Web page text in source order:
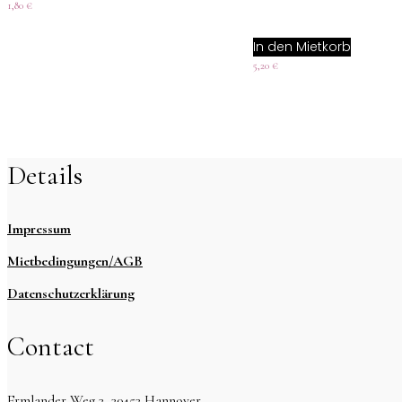
1,80 €
In den Mietkorb
5,20 €
Details
Impressum
Mietbedingungen/AGB
Datenschutzerklärung
Contact